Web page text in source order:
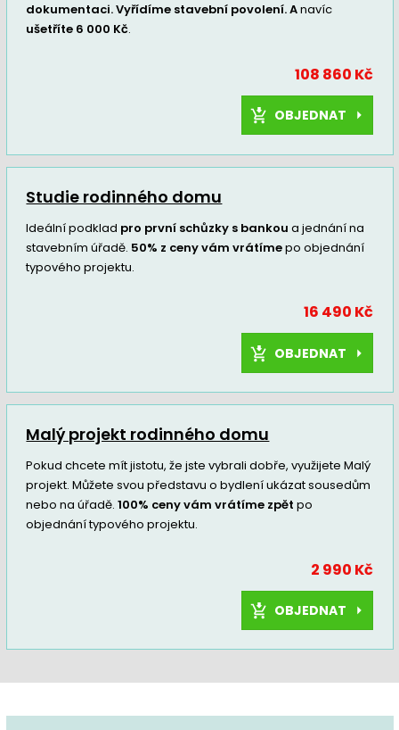
dokumentaci. Vyřídíme stavební povolení. Anavíc
ušetříte 6 000 Kč.
108 860 Kč
OBJEDNAT
Studie rodinného domu
Ideální podklad pro první schůzky s bankou a jednání na
stavebním úřadě. 50% z ceny vám vrátímepo objednání
typového projektu.
16 490 Kč
OBJEDNAT
Malý projekt rodinného domu
Pokud chcete mít jistotu, že jste vybrali dobře, využijete Malý
projekt. Můžete svou představu o bydlení ukázat sousedům
nebo na úřadě.100% ceny vám vrátíme zpět po
objednání typového projektu.
2 990 Kč
OBJEDNAT